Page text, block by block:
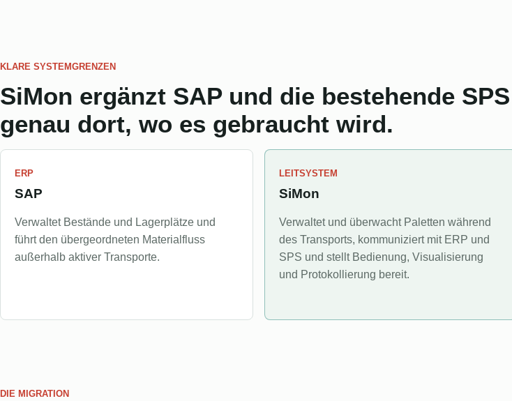
KLARE SYSTEMGRENZEN
SiMon ergänzt SAP und die bestehende SPS
genau dort, wo es gebraucht wird.
ERP
SAP
Verwaltet Bestände und Lagerplätze und
führt den übergeordneten Materialfluss
außerhalb aktiver Transporte.
LEITSYSTEM
SiMon
Verwaltet und überwacht Paletten während
des Transports, kommuniziert mit ERP und
SPS und stellt Bedienung, Visualisierung
und Protokollierung bereit.
DIE MIGRATION